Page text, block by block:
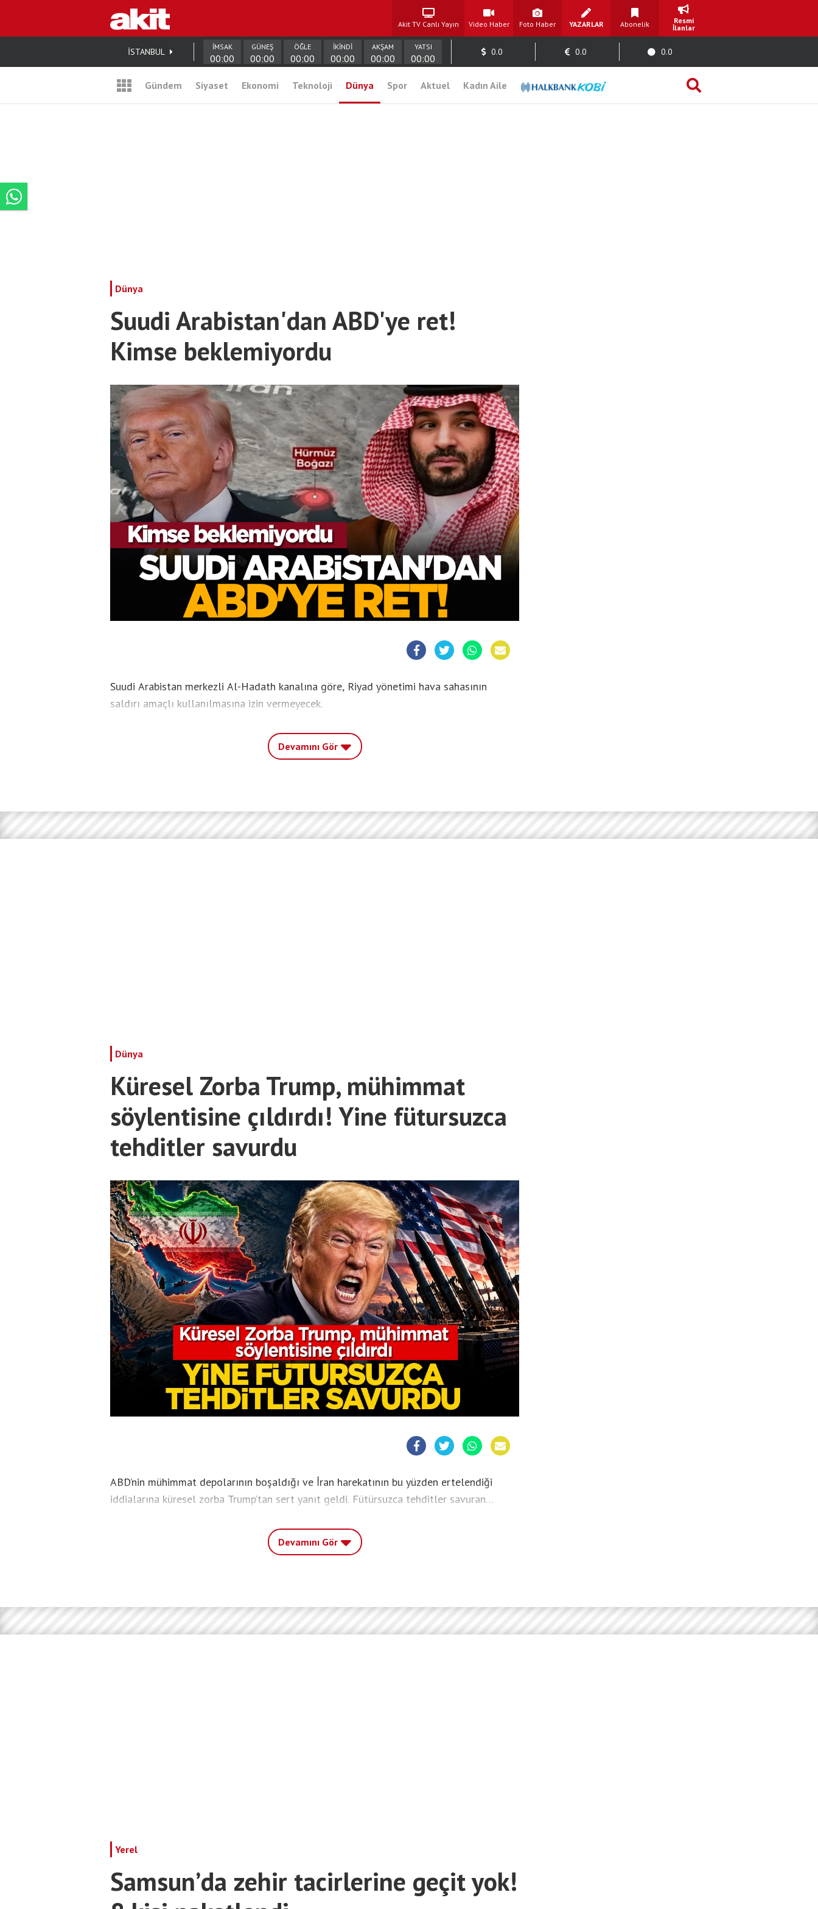
Akit TV Canlı Yayın Video Haber Foto Haber YAZARLAR Abonelik
Resmi
İlanlar
İSTANBUL İMSAK
00:00
GÜNEŞ
00:00
ÖĞLE
00:00
İKİNDİ
00:00
AKŞAM
00:00
YATSI
00:00
0.0 0.0 0.0
Gündem Siyaset Ekonomi Teknoloji Dünya Spor Aktuel Kadın Aile
Dünya
Suudi Arabistan'dan ABD'ye ret!
Kimse beklemiyordu
Suudi Arabistan merkezli Al-Hadath kanalına göre, Riyad yönetimi hava sahasının
saldırı amaçlı kullanılmasına izin vermeyecek.
Devamını Gör
Dünya
Küresel Zorba Trump, mühimmat
söylentisine çıldırdı! Yine fütursuzca
tehditler savurdu
ABD’nin mühimmat depolarının boşaldığı ve İran harekatının bu yüzden ertelendiği
iddialarına küresel zorba Trump’tan sert yanıt geldi. Fütürsuzca tehditler savuran
Devamını Gör
Yerel
Samsun’da zehir tacirlerine geçit yok!